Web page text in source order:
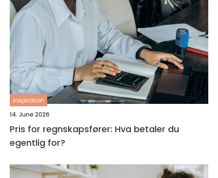
inspiration
14. June 2026
Pris for regnskapsfører: Hva betaler du
egentlig for?